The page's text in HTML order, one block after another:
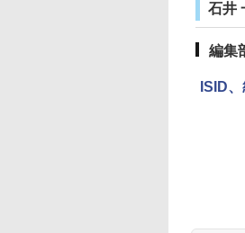
石井
編集
ISID